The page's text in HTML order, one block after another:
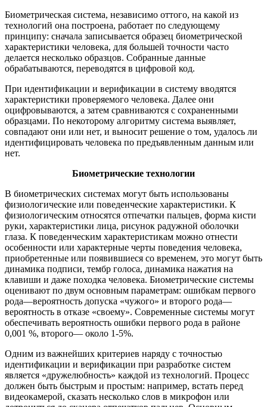
Биометрическая система, независимо оттого, на какой из
технологий она построена, работает по следующему
принципу: сначала записывается образец биометрической
характеристики человека, для большей точности часто
делается несколько образцов. Собранные данные
обрабатываются, переводятся в цифровой код.
При идентификации и верификации в систему вводятся
характеристики проверяемого человека. Далее они
оцифровываются, а затем сравниваются с сохраненными
образцами. По некоторому алгоритму система выявляет,
совпадают они или нет, и выносит решение о том, удалось ли
идентифицировать человека по предъявленным данным или
нет.
Биометрические технологии
В биометрических системах могут быть использованы
физиологические или поведенческие характеристики. К
физиологическим относятся отпечатки пальцев, форма кисти
руки, характеристики лица, рисунок радужной оболочки
глаза. К поведенческим характеристикам можно отнести
особенности или характерные черты поведения человека,
приобретенные или появившиеся со временем, это могут быть
динамика подписи, тембр голоса, динамика нажатия на
клавиши и даже походка человека. Биометрические системы
оценивают по двум основным параметрам: ошибкам первого
рода—вероятность допуска «чужого» и второго рода—
вероятность в отказе «своему». Современные системы могут
обеспечивать вероятность ошибки первого рода в районе
0,001 %, второго— около 1-5%.
Одним из важнейших критериев наряду с точностью
идентификации и верификации при разработке систем
является «дружелюбность» каждой из технологий. Процесс
должен быть быстрым и простым: например, встать перед
видеокамерой, сказать несколько слов в микрофон или